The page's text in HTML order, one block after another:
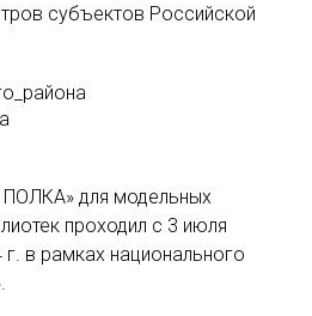
субъектов Российской
для модельных
проходил с 3 июля
в рамках национального